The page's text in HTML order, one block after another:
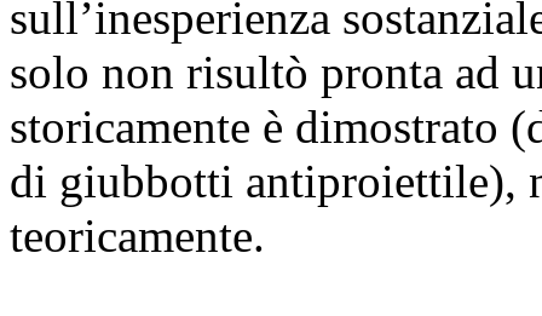
sull’inesperienza
solo non risultò pronta ad
storicamente è dimostrato
di giubbotti antiproiettile),
teoricamente.